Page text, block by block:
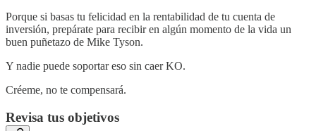
Porque si basas tu felicidad en la rentabilidad de tu cuenta de
inversión, prepárate para recibir en algún momento de la vida un
buen puñetazo de Mike Tyson.
Y nadie puede soportar eso sin caer KO.
Créeme, no te compensará.
Revisa tus objetivos